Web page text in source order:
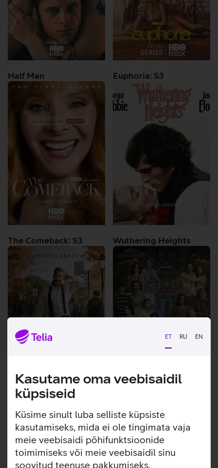
ET RU EN
Kasutame oma veebisaidil
küpsiseid
Küsime sinult luba selliste küpsiste
kasutamiseks, mida ei ole tingimata vaja
meie veebisaidi põhifunktsioonide
toimimiseks või meie veebisaidil sinu
soovitud teenuse pakkumiseks.
Half Man Euphoria: S3
The Comeback: S3 Wuthering Heights